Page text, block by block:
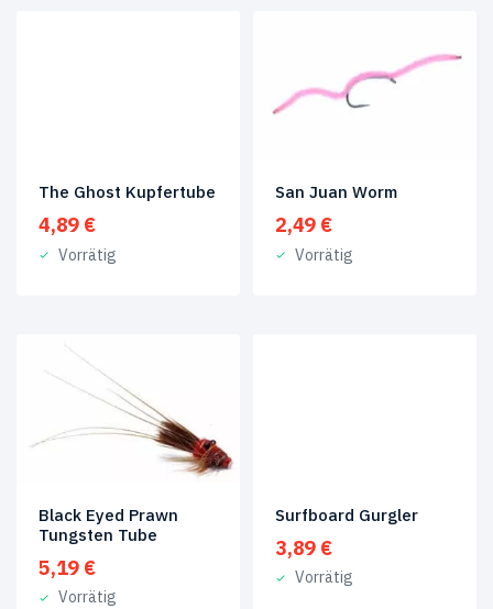
The Ghost Kupfertube
4,89 €
Vorrätig
San Juan Worm
2,49 €
Vorrätig
Black Eyed Prawn
Tungsten Tube
5,19 €
Vorrätig
Surfboard Gurgler
3,89 €
Vorrätig